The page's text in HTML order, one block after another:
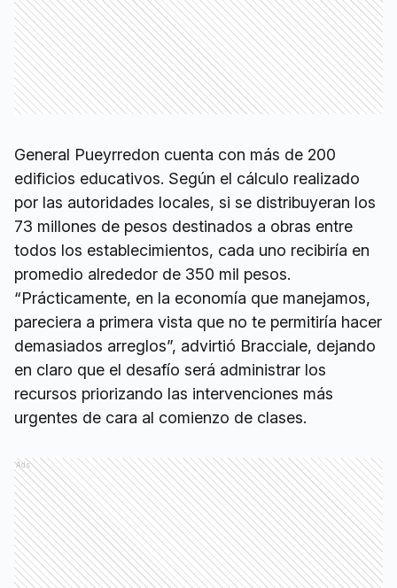
General Pueyrredon cuenta con más de 200
edificios educativos. Según el cálculo realizado
por las autoridades locales, si se distribuyeran los
73 millones de pesos destinados a obras entre
todos los establecimientos, cada uno recibiría en
promedio alrededor de 350 mil pesos.
“Prácticamente, en la economía que manejamos,
pareciera a primera vista que no te permitiría hacer
demasiados arreglos”, advirtió Bracciale, dejando
en claro que el desafío será administrar los
recursos priorizando las intervenciones más
urgentes de cara al comienzo de clases.
Ads